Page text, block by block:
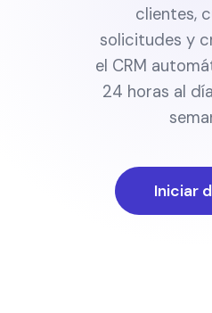
clientes,
solicitudes y
el CRM
24 horas al
Iniciar